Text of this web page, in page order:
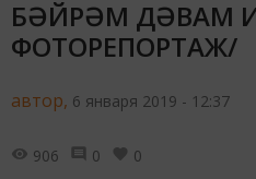
БӘЙРӘМ ДӘВАМ
ФОТОРЕПОРТАЖ/
автор, 6 января 2019 - 12:37
906 0 0